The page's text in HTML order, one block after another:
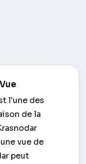
l'une des
de la
vue de
peut